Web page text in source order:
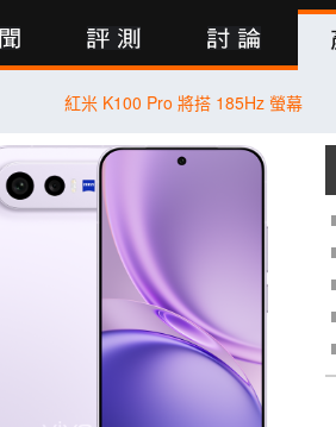
登入 行動版
紅米 K100 Pro 將搭 185Hz 螢幕